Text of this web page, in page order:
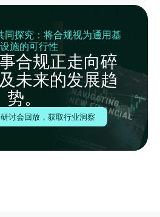
同探究：将合规视为通用基
施的可行性
合规正走向碎
未来的发展趋
势。
讨会回放，获取行业洞察